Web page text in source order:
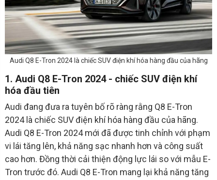
Audi Q8 E-Tron 2024 là chiếc SUV điện khí hóa hàng đầu của hãng
1. Audi Q8 E-Tron 2024 - chiếc SUV điện khí
hóa đầu tiên
Audi đang đưa ra tuyên bố rõ ràng rằng Q8 E-Tron
2024 là chiếc SUV điện khí hóa hàng đầu của hãng.
Audi Q8 E-Tron 2024 mới đã được tinh chỉnh với phạm
vi lái tăng lên, khả năng sạc nhanh hơn và công suất
cao hơn. Đồng thời cải thiện động lực lái so với mẫu E-
Tron trước đó. Audi Q8 E-Tron mang lại khả năng tăng